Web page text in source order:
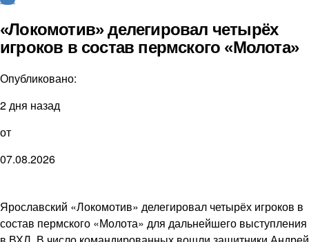
«Локомотив» делегировал четырёх
игроков в состав пермского «Молота»
Опубликовано:
2 дня назад
от
07.08.2026
Ярославский «Локомотив» делегировал четырёх игроков в
состав пермского «Молота» для дальнейшего выступления